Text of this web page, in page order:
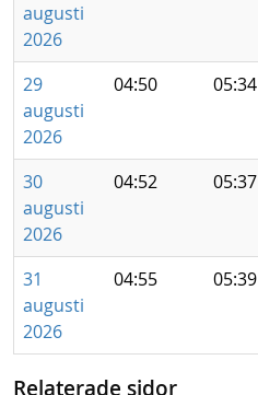
augusti
2026
29
augusti
2026
04:50 05:34
30
augusti
2026
04:52 05:37
31
augusti
2026
04:55 05:39
Relaterade sidor